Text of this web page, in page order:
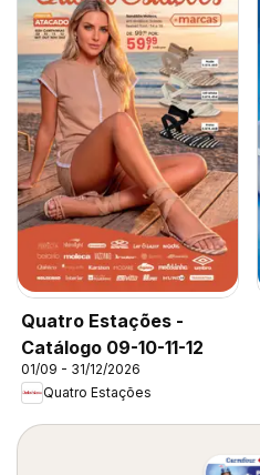
Quatro Estações -
Catálogo 09-10-11-12
01/09 - 31/12/2026
Quatro Estações